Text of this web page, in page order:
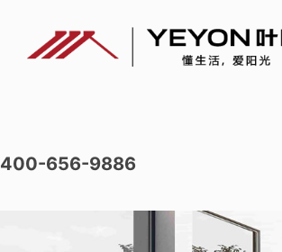
400-656-9886